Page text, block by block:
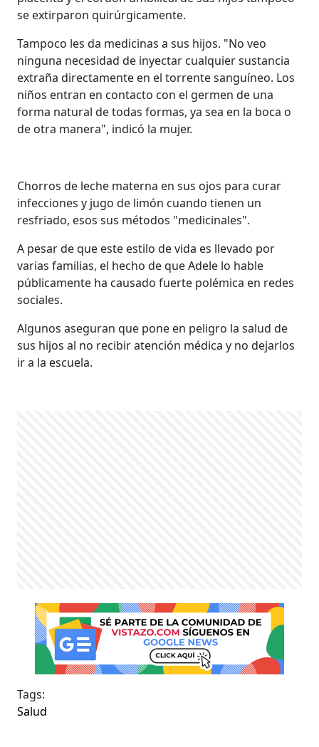
se extirparon quirúrgicamente.
Tampoco les da medicinas a sus hijos. "No veo
ninguna necesidad de inyectar cualquier sustancia
extraña directamente en el torrente sanguíneo. Los
niños entran en contacto con el germen de una
forma natural de todas formas, ya sea en la boca o
de otra manera", indicó la mujer.
Chorros de leche materna en sus ojos para curar
infecciones y jugo de limón cuando tienen un
resfriado, esos sus métodos "medicinales".
A pesar de que este estilo de vida es llevado por
varias familias, el hecho de que Adele lo hable
públicamente ha causado fuerte polémica en redes
sociales.
Algunos aseguran que pone en peligro la salud de
sus hijos al no recibir atención médica y no dejarlos
ir a la escuela.
Tags:
Salud